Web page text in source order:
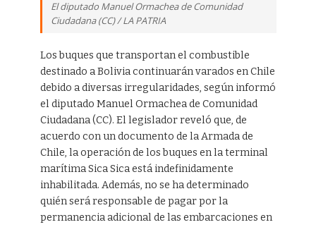
El diputado Manuel Ormachea de Comunidad
Ciudadana (CC) / LA PATRIA
Los buques que transportan el combustible
destinado a Bolivia continuarán varados en Chile
debido a diversas irregularidades, según informó
el diputado Manuel Ormachea de Comunidad
Ciudadana (CC). El legislador reveló que, de
acuerdo con un documento de la Armada de
Chile, la operación de los buques en la terminal
marítima Sica Sica está indefinidamente
inhabilitada. Además, no se ha determinado
quién será responsable de pagar por la
permanencia adicional de las embarcaciones en